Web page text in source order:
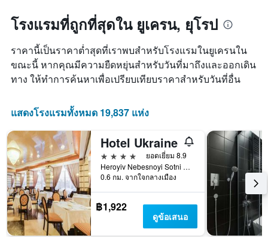
โรงแรมที่ถูกที่สุดใน ยูเครน, ยุโรป
ราคานี้เป็นราคาต่ำสุดที่เราพบสำหรับโรงแรมในยูเครนใน
ขณะนี้ หากคุณมีความยืดหยุ่นสำหรับวันที่มาถึงและออกเดิน
ทาง ให้ทำการค้นหาเพื่อเปรียบเทียบราคาสำหรับวันที่อื่น
แสดงโรงแรมทั้งหมด 19,837 แห่ง
Hotel Ukraine
4 ดาว
ยอดเยี่ยม 8.9
Heroyiv Nebesnoyi Sotni Alley, 4, เคียฟ, ยูเครน
0.6 กม. จากใจกลางเมือง
฿1,922
ดูข้อเสนอ